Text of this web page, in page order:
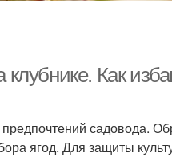
Как
садовода.
ягод. Для защиты